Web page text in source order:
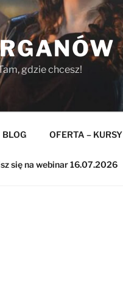
gdzie chcesz!
BLOG OFERTA – KURSY
się na webinar 16.07.2026